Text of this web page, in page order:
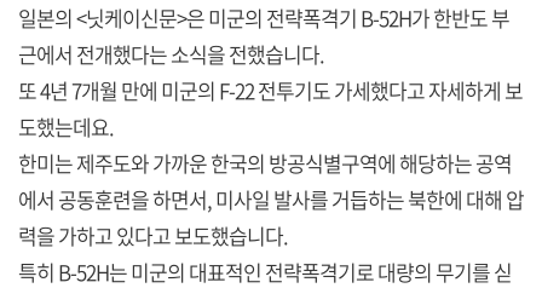
일본의 <닛케이신문>은 미군의 전략폭격기 B-52H가 한반도 부
근에서 전개했다는 소식을 전했습니다.
또 4년 7개월 만에 미군의 F-22 전투기도 가세했다고 자세하게 보
도했는데요.
한미는 제주도와 가까운 한국의 방공식별구역에 해당하는 공역
에서 공동훈련을 하면서, 미사일 발사를 거듭하는 북한에 대해 압
력을 가하고 있다고 보도했습니다.
특히 B-52H는 미군의 대표적인 전략폭격기로 대량의 무기를 싣